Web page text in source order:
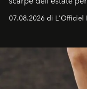
07.08.2026 di L'Officiel